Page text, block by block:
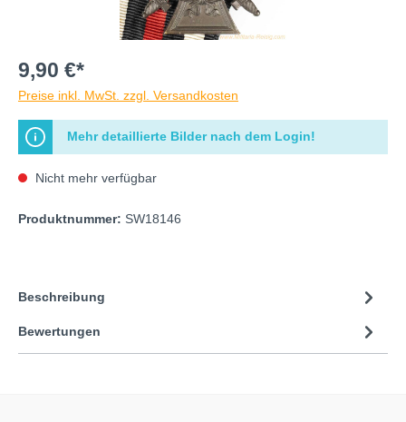
9,90 €*
Preise inkl. MwSt. zzgl. Versandkosten
Mehr detaillierte Bilder nach dem Login!
Nicht mehr verfügbar
Produktnummer: SW18146
Beschreibung
Bewertungen